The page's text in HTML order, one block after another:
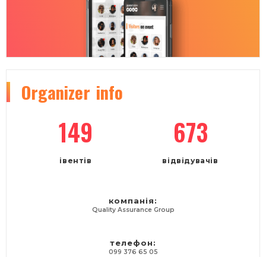
Organizer info
149
івентів
673
відвідувачів
компанія:
Quality Assurance Group
телефон:
099 376 65 05